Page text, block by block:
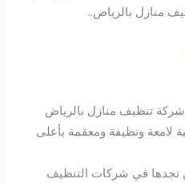
منازل بالرياض..
تنظيف منازل بالرياض
لامعة ونظيفة ومعقمة بأعلى
تجدها في شركات التنظيف